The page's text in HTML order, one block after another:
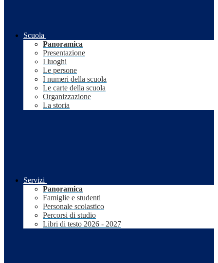
Scuola
Panoramica
Presentazione
I luoghi
Le persone
I numeri della scuola
Le carte della scuola
Organizzazione
La storia
Servizi
Panoramica
Famiglie e studenti
Personale scolastico
Percorsi di studio
Libri di testo 2026 - 2027